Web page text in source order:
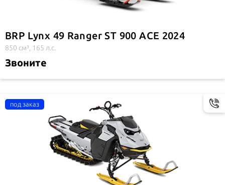
BRP Lynx 49 Ranger ST 900 ACE 2024
850 см³, 165 л.с.
Звоните